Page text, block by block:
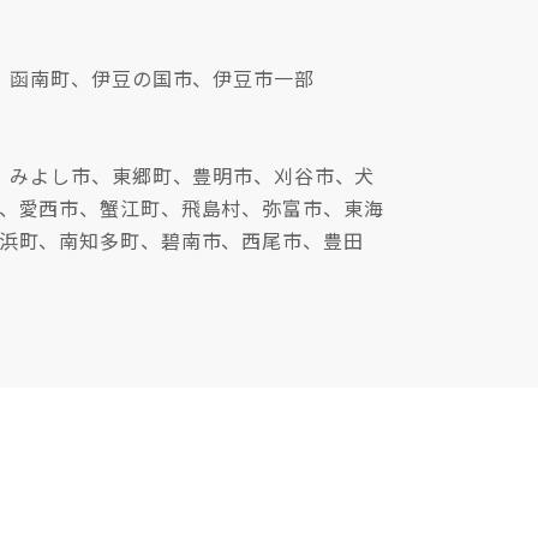
南町、伊豆の国市、伊豆市一部
よし市、東郷町、豊明市、刈谷市、犬
愛西市、蟹江町、飛島村、弥富市、東海
町、南知多町、碧南市、西尾市、豊田